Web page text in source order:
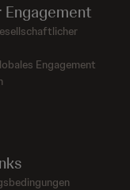
Engagement
Engagement